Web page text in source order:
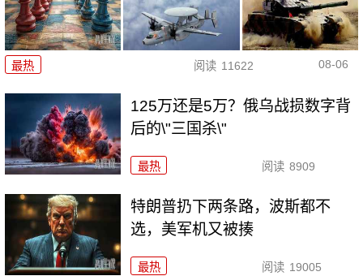
最热 阅读 11622 08-06
125万还是5万？俄乌战损数字背
后的\"三国杀\"
最热 阅读 8909
特朗普扔下两条路，波斯都不
选，美军机又被揍
最热 阅读 19005